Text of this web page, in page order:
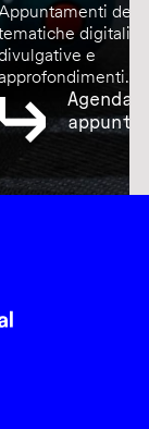
digitali,
e
Agenda